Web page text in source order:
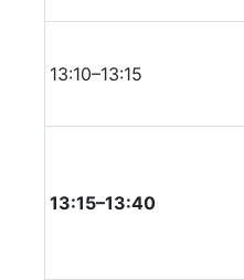
13:10–13:15
13:15–13:40